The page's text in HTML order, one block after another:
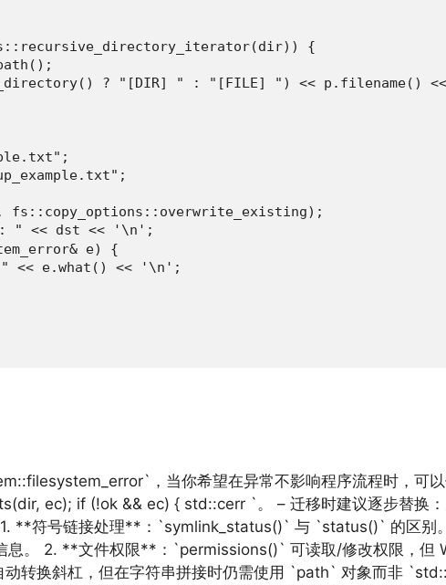
{
? "[DIR] " : "[FILE] ") << p.filename()
fs::copy_options::overwrite_existing);
" << dst << '\n';
e) {
<< e.what() << '\n';
，当你希望在异常不影响程序流程时，可
ec); if (!ok && ec) { std::cerr `。 – 迁移时建议逐步替换
**符号链接处理**：`symlink_status()` 与 `status()` 的区别
。 2. **文件权限**：`permissions()` 可读取/修改权限，但
转换斜杠，但在字符串拼接时仍需使用 `path` 对象而非